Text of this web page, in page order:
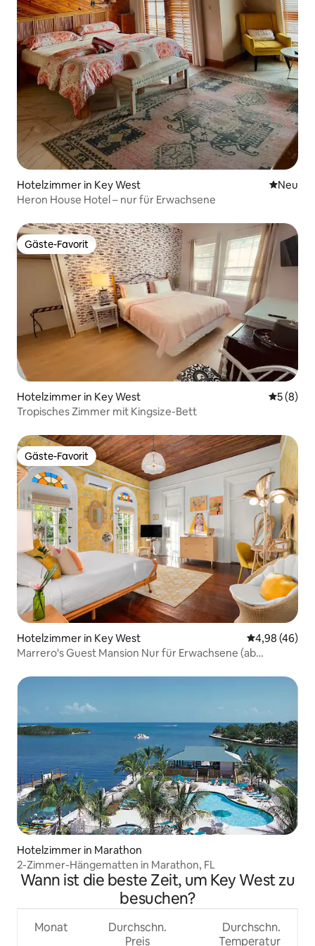
Hotelzimmer in Key West Neue
Neu
Heron House Hotel – nur für Erwachsene
Gäste-Favorit
Gäste-Favorit
Hotelzimmer in Key West
5 (8)
Tropisches Zimmer mit Kingsize-Bett
Gäste-Favorit
Gäste-Favorit
Hotelzimmer in Key West
4,98 (46)
Marrero's Guest Mansion Nur für Erwachsene (ab
Hotelzimmer in Marathon
2-Zimmer-Hängematten in Marathon, FL
Wann ist die beste Zeit, um Key West zu
besuchen?
Monat
Durchschn.
Preis
Durchschn.
Temperatur